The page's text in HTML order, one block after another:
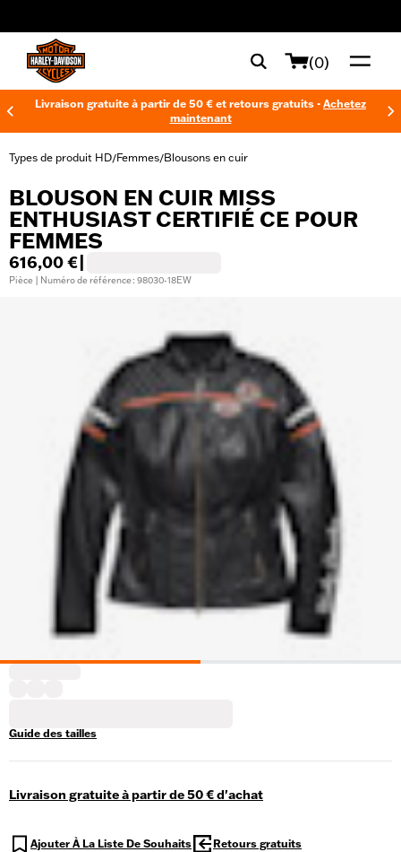
(0)
Livraison gratuite à partir de 50 € et retours gratuits - Achetez
maintenant
Types de produit HD/Femmes/Blousons en cuir
BLOUSON EN CUIR MISS
ENTHUSIAST CERTIFIÉ CE POUR
FEMMES
616,00 €
Pièce | Numéro de référence : 98030-18EW
Guide des tailles
Livraison gratuite à partir de 50 € d'achat
Ajouter À La Liste De Souhaits Retours gratuits